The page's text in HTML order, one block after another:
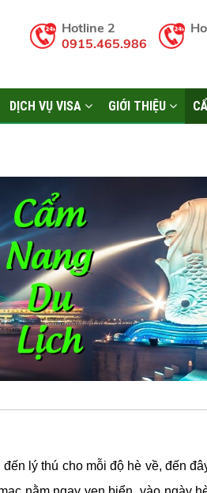
Hotline 2
0915.465.986
DỊCH VỤ VISA GIỚI THIỆU
lý thú cho mỗi độ hè về, đến